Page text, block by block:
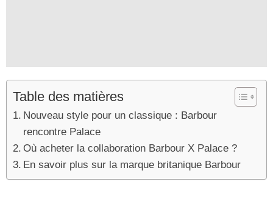
Table des matières
Nouveau style pour un classique : Barbour
rencontre Palace
Où acheter la collaboration Barbour X Palace ?
En savoir plus sur la marque britanique Barbour